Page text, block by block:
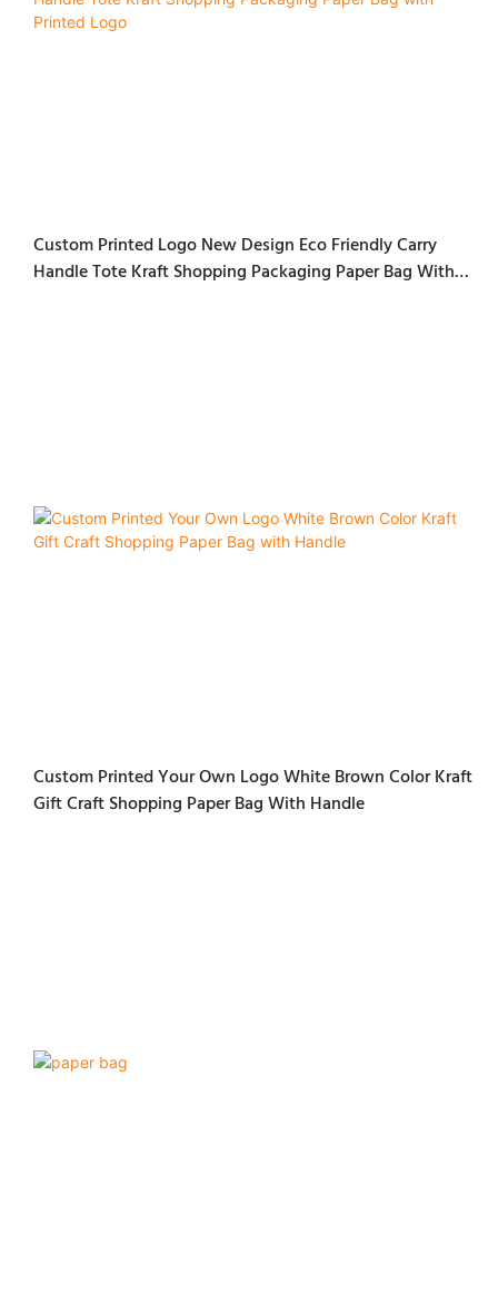
Custom Printed Logo New Design Eco Friendly Carry
Handle Tote Kraft Shopping Packaging Paper Bag With
Custom Printed Your Own Logo White Brown Color Kraft
Gift Craft Shopping Paper Bag With Handle